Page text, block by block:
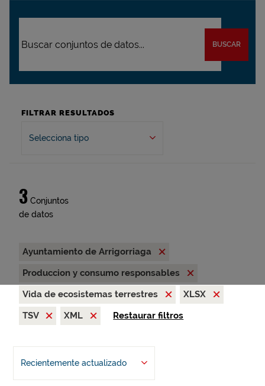
BUSCAR
FILTRAR RESULTADOS
Selecciona tipo
3 Conjuntos
de datos
Ayuntamiento de Arrigorriaga
Produccion y consumo responsables
Vida de ecosistemas terrestres
XLSX
TSV
XML Restaurar filtros
Recientemente actualizado